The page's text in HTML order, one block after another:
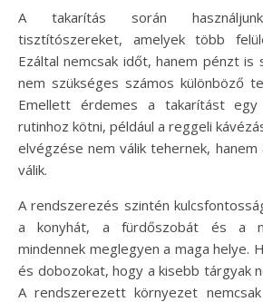
A takarítás során használjunk
tisztítószereket, amelyek több
Ezáltal nemcsak időt, hanem pénzt is
nem szükséges számos különböző
Emellett érdemes a takarítást egy
rutinhoz kötni, például a reggeli
elvégzése nem válik tehernek,
válik.
A rendszerezés szintén
a konyhát, a fürdőszobát és a
mindennek meglegyen a maga helye.
és dobozokat, hogy a kisebb tárgyak
A rendszerezett környezet